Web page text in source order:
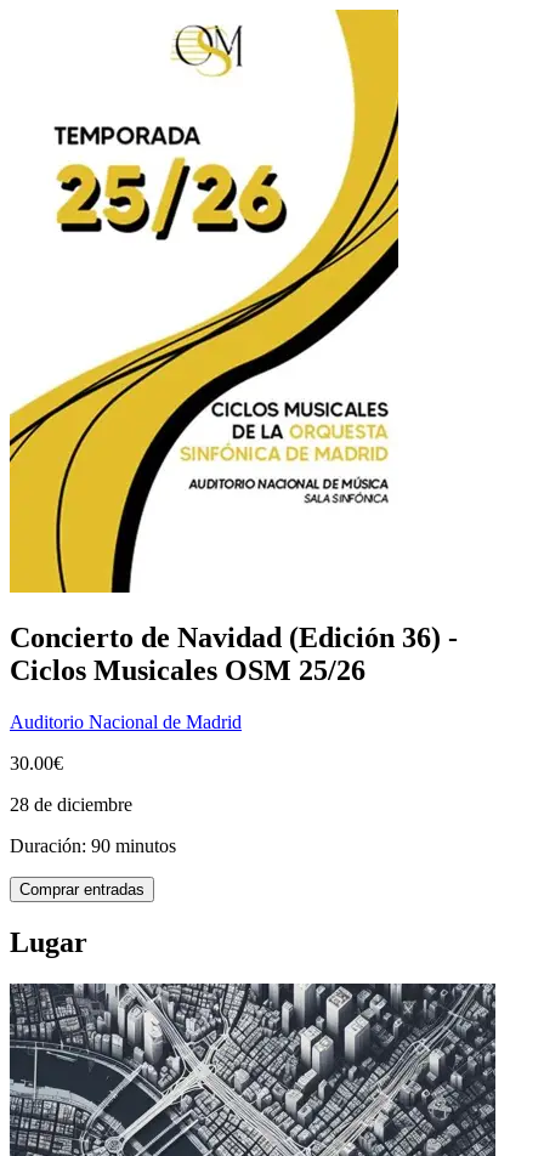
Concierto de Navidad (Edición 36) -
Ciclos Musicales OSM 25/26
Auditorio Nacional de Madrid
30.00€
28 de diciembre
Duración: 90 minutos
Comprar entradas
Lugar